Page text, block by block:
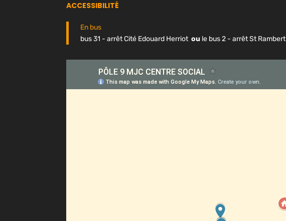
ACCESSIBILITÉ
En bus
bus 31 - arrêt Cité Edouard Herriot ou le bus 2 - arrêt St Rambert